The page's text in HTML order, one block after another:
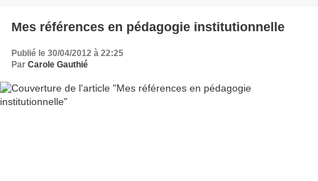
Mes références en pédagogie institutionnelle
Publié le 30/04/2012 à 22:25
Par Carole Gauthié